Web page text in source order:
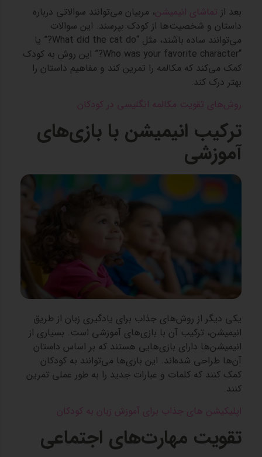
بعد از تماشای انیمیشن، مربیان می‌توانند سوالاتی درباره
داستان و شخصیت‌ها از کودک بپرسند. این سوالات
می‌توانند ساده باشند، مثل “What did the cat do?” یا
“Who was your favorite character?” این روش به کودک
کمک می‌کند که مکالمه را تمرین کند و مفاهیم داستان را
بهتر درک کند.
روش‌های تقویت مکالمه انگلیسی در کودکان
ترکیب انیمیشن با بازی‌های
آموزشی
یکی دیگر از روش‌های جذاب برای یادگیری زبان از طریق
انیمیشن، ترکیب آن با بازی‌های آموزشی است. بسیاری از
انیمیشن‌ها دارای بازی‌هایی هستند که بر اساس داستان
آن‌ها طراحی شده‌اند. این بازی‌ها می‌توانند به کودکان
کمک کنند که کلمات و عبارات جدید را به طور عملی تمرین
کنند.
اپلیکیشن های جذاب برای آموزش زبان به کودکان
تقویت مهارت‌های اجتماعی